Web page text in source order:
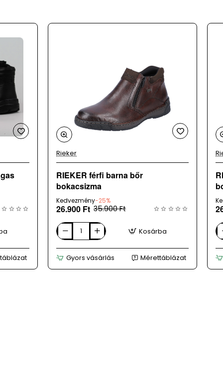
Rieker
RIEKER férfi barna bőr
bokacsizma
Kedvezmény-25%
26.900 Ft 35.900 Ft
RIEKER
férfi
barna
bőr
Kosárba
Gyors vásárlás Mérettáblázat